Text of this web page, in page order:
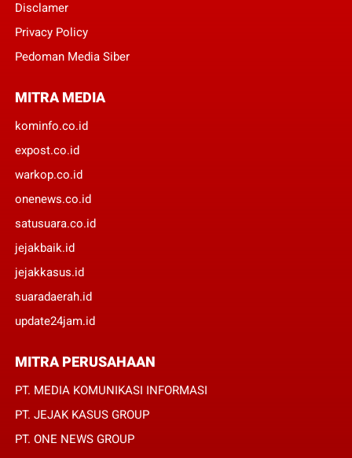
Disclamer
Privacy Policy
Pedoman Media Siber
MITRA MEDIA
kominfo.co.id
expost.co.id
warkop.co.id
onenews.co.id
satusuara.co.id
jejakbaik.id
jejakkasus.id
suaradaerah.id
update24jam.id
MITRA PERUSAHAAN
PT. MEDIA KOMUNIKASI INFORMASI
PT. JEJAK KASUS GROUP
PT. ONE NEWS GROUP